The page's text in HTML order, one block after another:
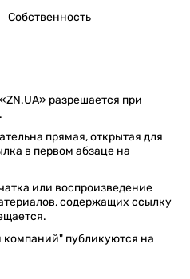
Собственность
разрешается при
прямая, открытая для
в первом абзаце на
или воспроизведение
содержащих ссылку
компаний" публикуются на